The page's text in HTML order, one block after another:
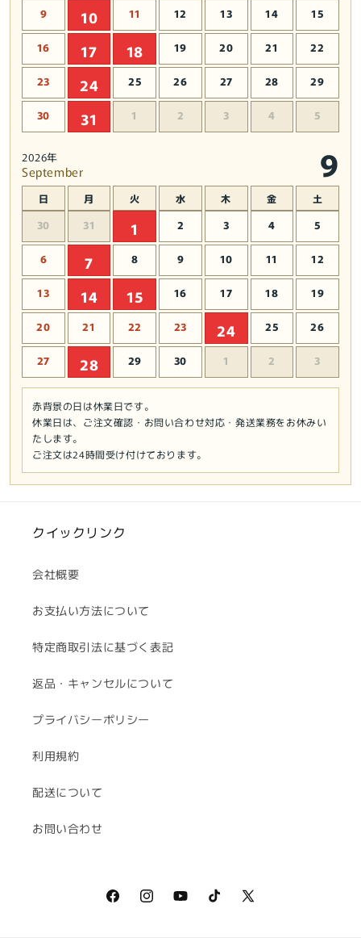
9 10 11 12 13 14 15
16 17 18 19 20 21 22
23 24 25 26 27 28 29
30 31 1 2 3 4 5
2026年
September 9
日 月 火 水 木 金 土
30 31 1 2 3 4 5
6 7 8 9 10 11 12
13 14 15 16 17 18 19
20 21 22 23 24 25 26
27 28 29 30 1 2 3
赤背景の日は休業日です。
休業日は、ご注文確認・お問い合わせ対応・発送業務をお休みい
たします。
ご注文は24時間受け付けております。
クイックリンク
会社概要
お支払い方法について
特定商取引法に基づく表記
返品・キャンセルについて
プライバシーポリシー
利用規約
配送について
お問い合わせ
FacebookInstagramYouTubeTikTok
X